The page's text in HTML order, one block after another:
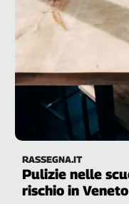
RASSEGNA.IT
Pulizie nelle
rischio in Veneto